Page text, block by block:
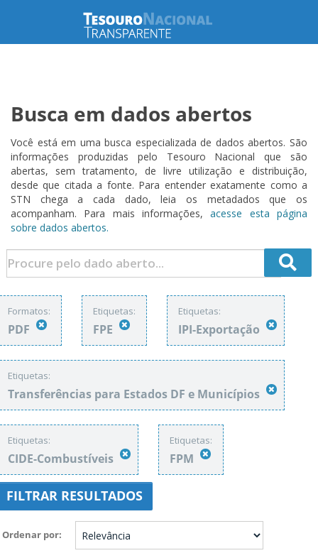
Busca em dados abertos
Você está em uma busca especializada de dados abertos. São
informações produzidas pelo Tesouro Nacional que são
abertas, sem tratamento, de livre utilização e distribuição,
desde que citada a fonte. Para entender exatamente como a
STN chega a cada dado, leia os metadados que os
acompanham. Para mais informações,acesse esta página
sobre dados abertos.
Formatos:
PDF
Etiquetas:
FPE
Etiquetas:
IPI-Exportação
Etiquetas:
Transferências para Estados DF e Municípios
Etiquetas:
CIDE-Combustíveis
Etiquetas:
FPM
FILTRAR RESULTADOS
Ordenar por